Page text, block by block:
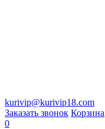
kurivip@kurivip18.com
Заказать звонок Корзина
0